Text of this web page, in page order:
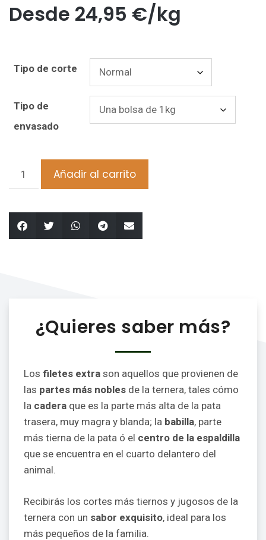
Desde 24,95 €/kg
Tipo de corte
Tipo de
envasado
Añadir al carrito
¿Quieres saber más?
Los filetes extra son aquellos que provienen de
las partes más nobles de la ternera, tales cómo
la cadera que es la parte más alta de la pata
trasera, muy magra y blanda; la babilla, parte
más tierna de la pata ó el centro de la espaldilla
que se encuentra en el cuarto delantero del
animal.
Recibirás los cortes más tiernos y jugosos de la
ternera con un sabor exquisito, ideal para los
más pequeños de la familia.